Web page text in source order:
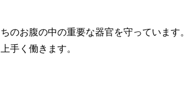
のお腹の中の重要な器官を守っています
手く働きます。